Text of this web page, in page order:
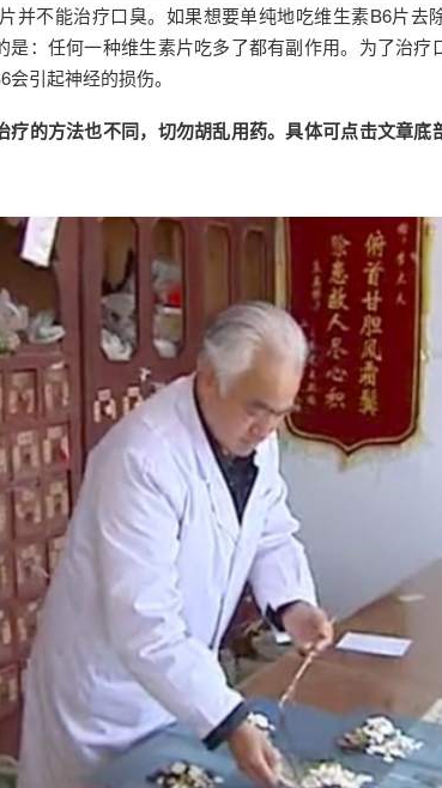
并不能治疗口臭。如果想要单纯地吃维生素B6片去
是：任何一种维生素片吃多了都有副作用。为了治疗
引起神经的损伤。
疗的方法也不同，切勿胡乱用药。具体可点击文章底